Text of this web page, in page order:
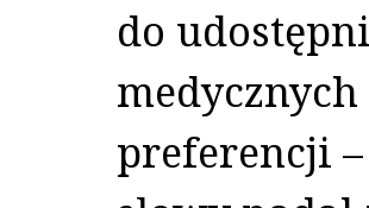
do
preferencji